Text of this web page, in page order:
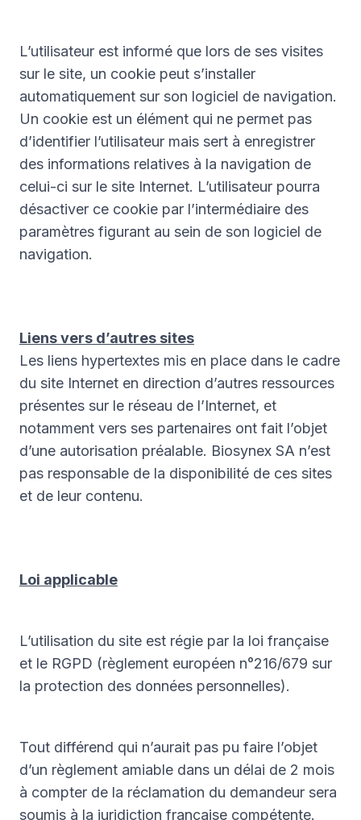
L’utilisateur est informé que lors de ses visites
sur le site, un cookie peut s’installer
automatiquement sur son logiciel de navigation.
Un cookie est un élément qui ne permet pas
d’identifier l’utilisateur mais sert à enregistrer
des informations relatives à la navigation de
celui-ci sur le site Internet. L’utilisateur pourra
désactiver ce cookie par l’intermédiaire des
paramètres figurant au sein de son logiciel de
navigation.
Liens vers d’autres sites
Les liens hypertextes mis en place dans le cadre
du site Internet en direction d’autres ressources
présentes sur le réseau de l’Internet, et
notamment vers ses partenaires ont fait l’objet
d’une autorisation préalable. Biosynex SA n’est
pas responsable de la disponibilité de ces sites
et de leur contenu.
Loi applicable
L’utilisation du site est régie par la loi française
et le RGPD (règlement européen n°216/679 sur
la protection des données personnelles).
Tout différend qui n’aurait pas pu faire l’objet
d’un règlement amiable dans un délai de 2 mois
à compter de la réclamation du demandeur sera
soumis à la juridiction française compétente.